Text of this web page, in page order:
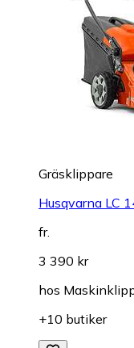
Gräsklippare
Husqvarna LC
fr.
3 390 kr
hos
+10 butiker